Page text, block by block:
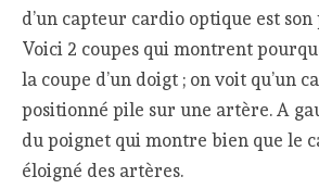
d’un capteur cardio optique est
Voici 2 coupes qui montrent
la coupe d’un doigt ; on voit qu’un
positionné pile sur une artère. A
du poignet qui montre bien que le
éloigné des artères.